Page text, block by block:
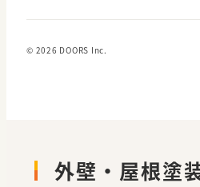
© 2026 DOORS Inc.
外壁・屋根塗